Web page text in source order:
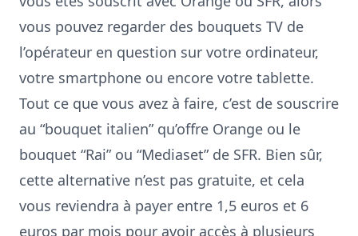
vous pouvez regarder des bouquets TV de
l’opérateur en question sur votre ordinateur,
votre smartphone ou encore votre tablette.
Tout ce que vous avez à faire, c’est de souscrire
au “bouquet italien” qu’offre Orange ou le
bouquet “Rai” ou “Mediaset” de SFR. Bien sûr,
cette alternative n’est pas gratuite, et cela
vous reviendra à payer entre 1,5 euros et 6
euros par mois pour avoir accès à plusieurs